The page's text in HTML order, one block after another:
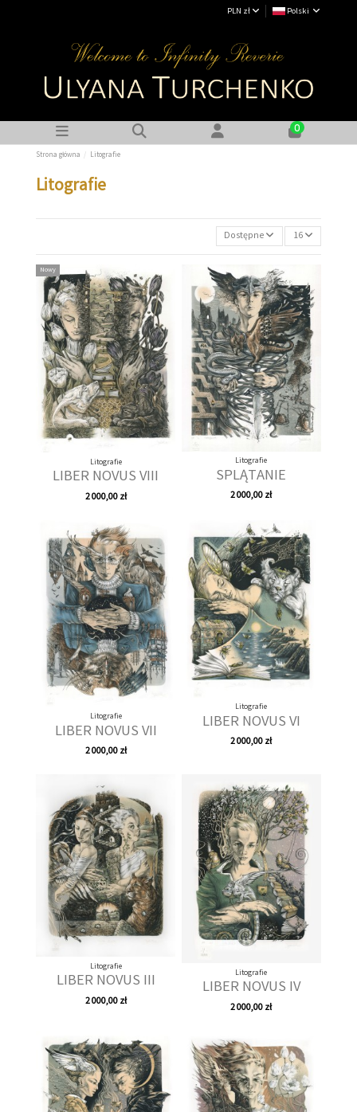
PLN zł Polski
0
Strona główna Litografie
Litografie
Dostępne 16
Nowy
Litografie
LIBER NOVUS VIII
2 000,00 zł
Litografie
SPLĄTANIE
2 000,00 zł
Litografie
LIBER NOVUS VII
2 000,00 zł
Litografie
LIBER NOVUS VI
2 000,00 zł
Litografie
LIBER NOVUS III
2 000,00 zł
Litografie
LIBER NOVUS IV
2 000,00 zł